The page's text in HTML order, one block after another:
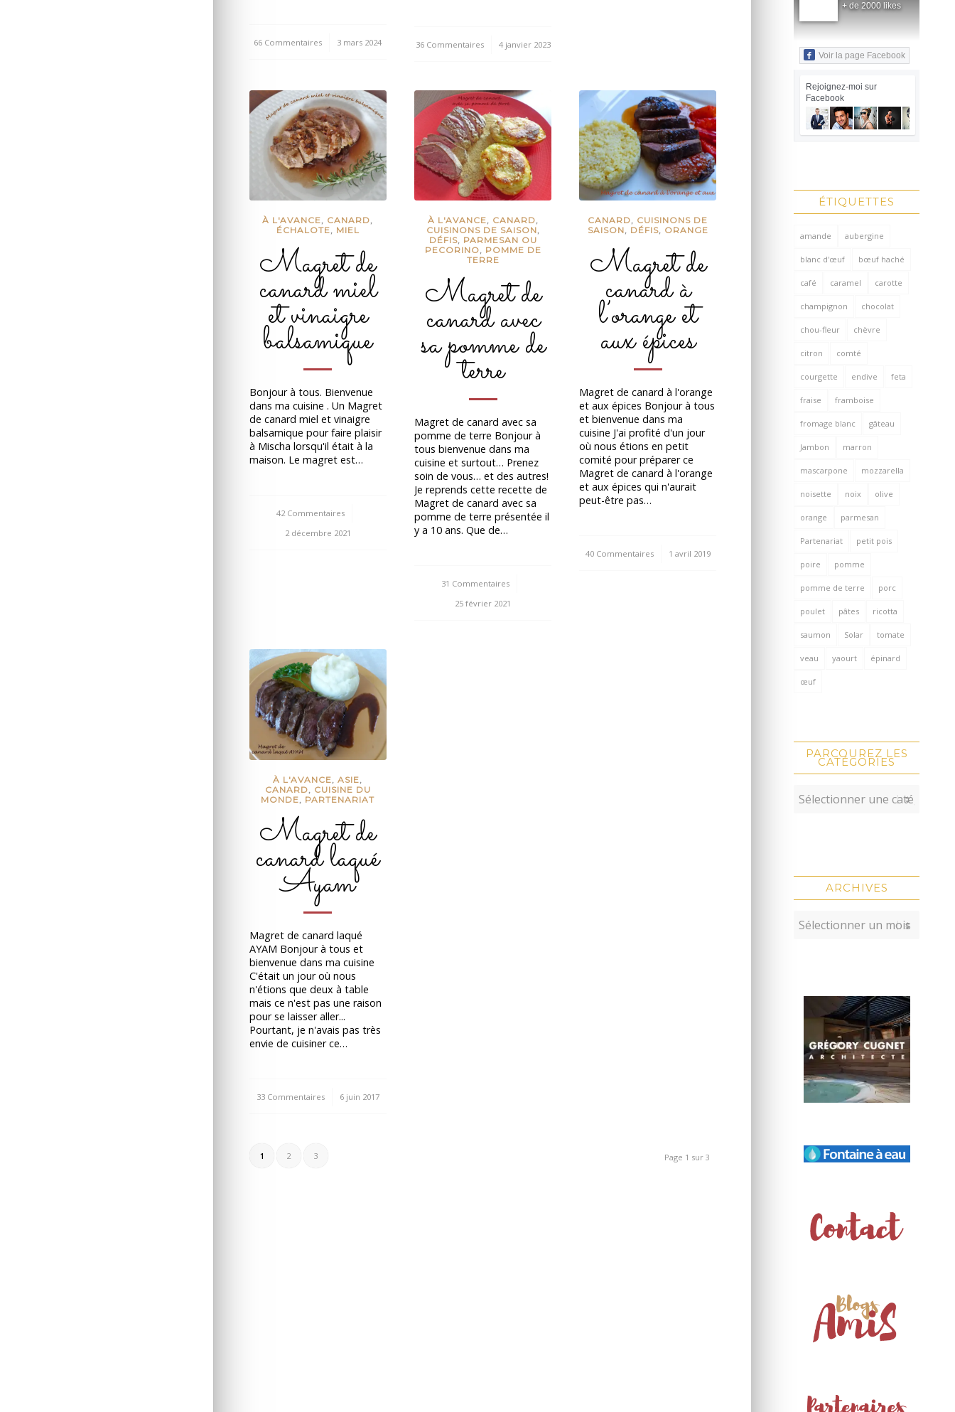
66 Commentaires
/ 3 mars 2024 36 Commentaires
/ 4 janvier 2023
À L'AVANCE, CANARD,
ÉCHALOTE, MIEL
Magret de
canard miel
et vinaigre
balsamique
Bonjour à tous. Bienvenue
dans ma cuisine . Un Magret
de canard miel et vinaigre
balsamique pour faire plaisir
à Mischa lorsqu'il était à la
maison. Le magret est…
42 Commentaires
/
2 décembre 2021
À L'AVANCE, CANARD,
CUISINONS DE SAISON,
DÉFIS, PARMESAN OU
PECORINO, POMME DE
TERRE
Magret de
canard avec
sa pomme de
terre
Magret de canard avec sa
pomme de terre Bonjour à
tous bienvenue dans ma
cuisine et surtout… Prenez
soin de vous… et des autres!
Je reprends cette recette de
Magret de canard avec sa
pomme de terre présentée il
y a 10 ans. Que de…
31 Commentaires
/
25 février 2021
CANARD, CUISINONS DE
SAISON, DÉFIS, ORANGE
Magret de
canard à
l’orange et
aux épices
Magret de canard à l'orange
et aux épices Bonjour à tous
et bienvenue dans ma
cuisine J'ai profité d'un jour
où nous étions en petit
comité pour préparer ce
Magret de canard à l'orange
et aux épices qui n'aurait
peut-être pas…
40 Commentaires
/ 1 avril 2019
À L'AVANCE,ASIE,
CANARD, CUISINE DU
MONDE, PARTENARIAT
Magret de
canard laqué
Ayam
Magret de canard laqué
AYAM Bonjour à tous et
bienvenue dans ma cuisine
C'était un jour où nous
n'étions que deux à table
mais ce n'est pas une raison
pour se laisser aller...
Pourtant, je n'avais pas très
envie de cuisiner ce…
33 Commentaires
/ 6 juin 2017
Page 1 sur 3
1 2 3
+ de 2000 likes
Voir la page Facebook
Rejoignez-moi sur
Facebook
ÉTIQUETTES
amande aubergine
blanc d'œuf bœuf haché
café caramel carotte
champignon chocolat
chou-fleur chèvre
citron comté
courgette endive feta
fraise framboise
fromage blanc gâteau
Jambon marron
mascarpone mozzarella
noisette noix olive
orange parmesan
Partenariat petit pois
poire pomme
pomme de terre porc
poulet pâtes ricotta
saumon Solar tomate
veau yaourt épinard
œuf
PARCOUREZ LES
CATÉGORIES
ARCHIVES